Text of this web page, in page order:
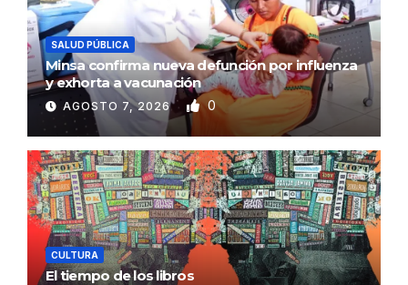
SALUD PÚBLICA
Minsa confirma nueva defunción por influenza
y exhorta a vacunación
AGOSTO 7, 2026 0
CULTURA
El tiempo de los libros